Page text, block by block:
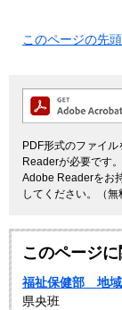
このページの先
PDF形式のファイ
Readerが必要です。
Adobe Readerをお
してください。（無
このページ
福祉保健部 地域
県央班